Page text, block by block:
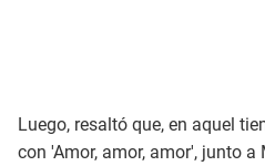
Luego, resaltó que, en aquel
con 'Amor, amor, amor', junto